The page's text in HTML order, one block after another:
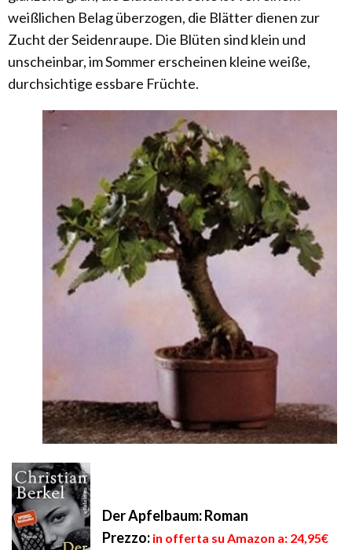
weißlichen Belag überzogen, die Blätter dienen zur
Zucht der Seidenraupe. Die Blüten sind klein und
unscheinbar, im Sommer erscheinen kleine weiße,
durchsichtige essbare Früchte.
Der Apfelbaum: Roman
Prezzo: in offerta su Amazon a: 24,95€